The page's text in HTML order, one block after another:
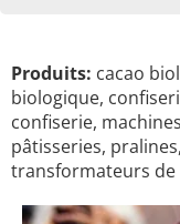
Produits: cacao
biologique,
confiserie,
pâtisseries,
transformateurs de